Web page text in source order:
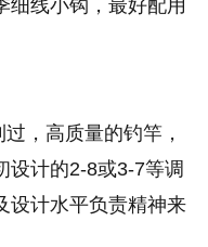
细线小钩，最好配用
，高质量的钓竿，
设计的2-8或3-7等调
设计水平负责精神来